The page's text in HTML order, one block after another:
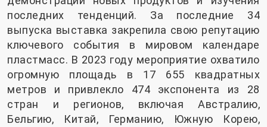
последних тенденций. За последние 34
выпуска выставка закрепила свою репутацию
ключевого события в мировом календаре
пластмасс. В 2023 году мероприятие охватило
огромную площадь в 17 655 квадратных
метров и привлекло 474 экспонента из 28
стран и регионов, включая Австралию,
Бельгию, Китай, Германию, Южную Корею,